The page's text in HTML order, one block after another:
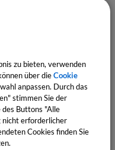
derzeit
in Ihren
zu bieten, verwenden
über dieCookie
anpassen. Durch das
stimmen Sie der
Buttons "Alle
nicht erforderlicher
Cookies finden Sie